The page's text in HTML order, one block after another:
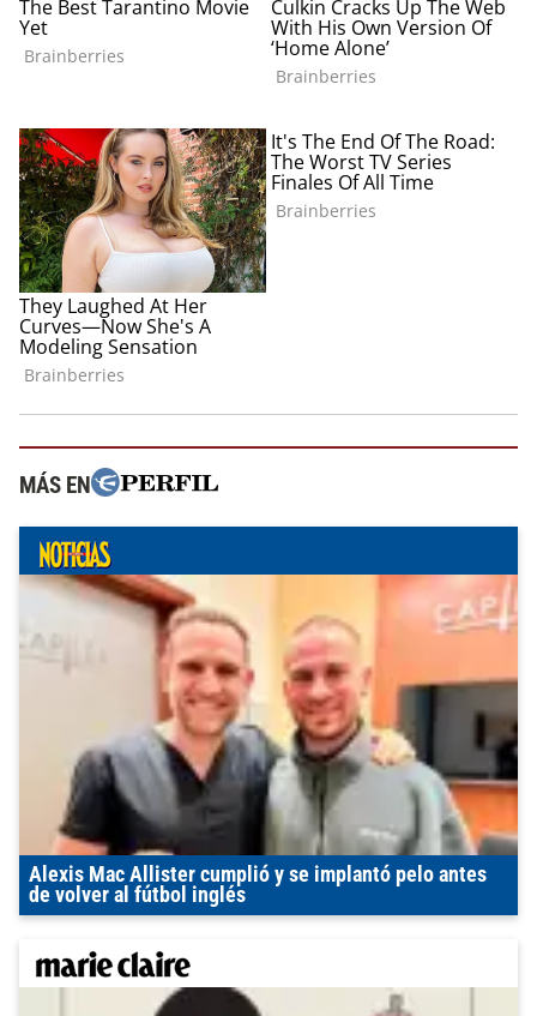
MÁS EN
Alexis Mac Allister cumplió y se implantó pelo antes
de volver al fútbol inglés